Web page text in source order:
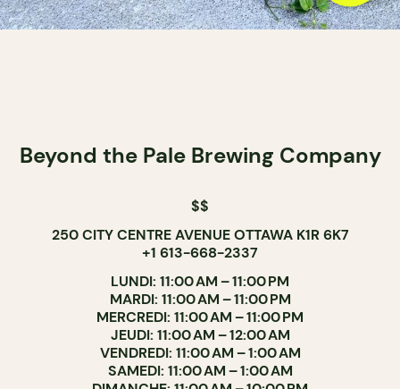
Beyond the Pale Brewing Company
$$
250 CITY CENTRE AVENUE OTTAWA K1R 6K7
+1 613-668-2337
LUNDI: 11:00 AM – 11:00 PM
MARDI: 11:00 AM – 11:00 PM
MERCREDI: 11:00 AM – 11:00 PM
JEUDI: 11:00 AM – 12:00 AM
VENDREDI: 11:00 AM – 1:00 AM
SAMEDI: 11:00 AM – 1:00 AM